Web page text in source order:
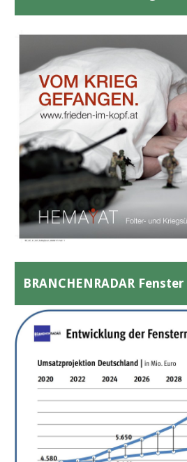
BRANCHENRADAR